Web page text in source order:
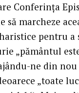
Conferința
marcheze
pentru a
„pământul
ne din nou
„toate